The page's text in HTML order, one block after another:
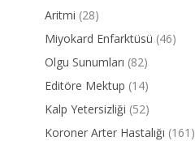
Aritmi (28)
Miyokard Enfarktüsü (46)
Olgu Sunumları (82)
Editöre Mektup (14)
Kalp Yetersizliği (52)
Koroner Arter Hastalığı (161)